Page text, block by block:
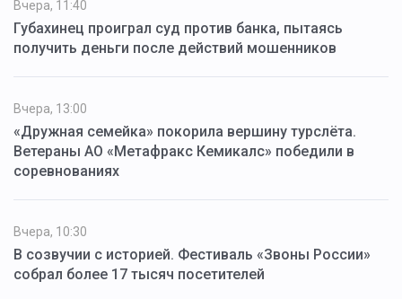
Вчера, 11:40
Губахинец проиграл суд против банка, пытаясь
получить деньги после действий мошенников
Вчера, 13:00
«Дружная семейка» покорила вершину турслёта.
Ветераны АО «Метафракс Кемикалс» победили в
соревнованиях
Вчера, 10:30
В созвучии с историей. Фестиваль «Звоны России»
собрал более 17 тысяч посетителей